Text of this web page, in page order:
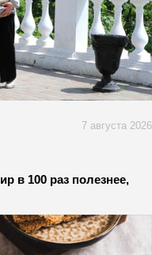
7 августа 2026
в 100 раз полезнее,